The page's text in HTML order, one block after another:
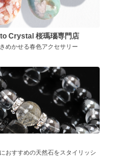
Crystal 桜瑪瑙専門店
めかせる春色アクセサリー
おすすめの天然石をスタイリッシ